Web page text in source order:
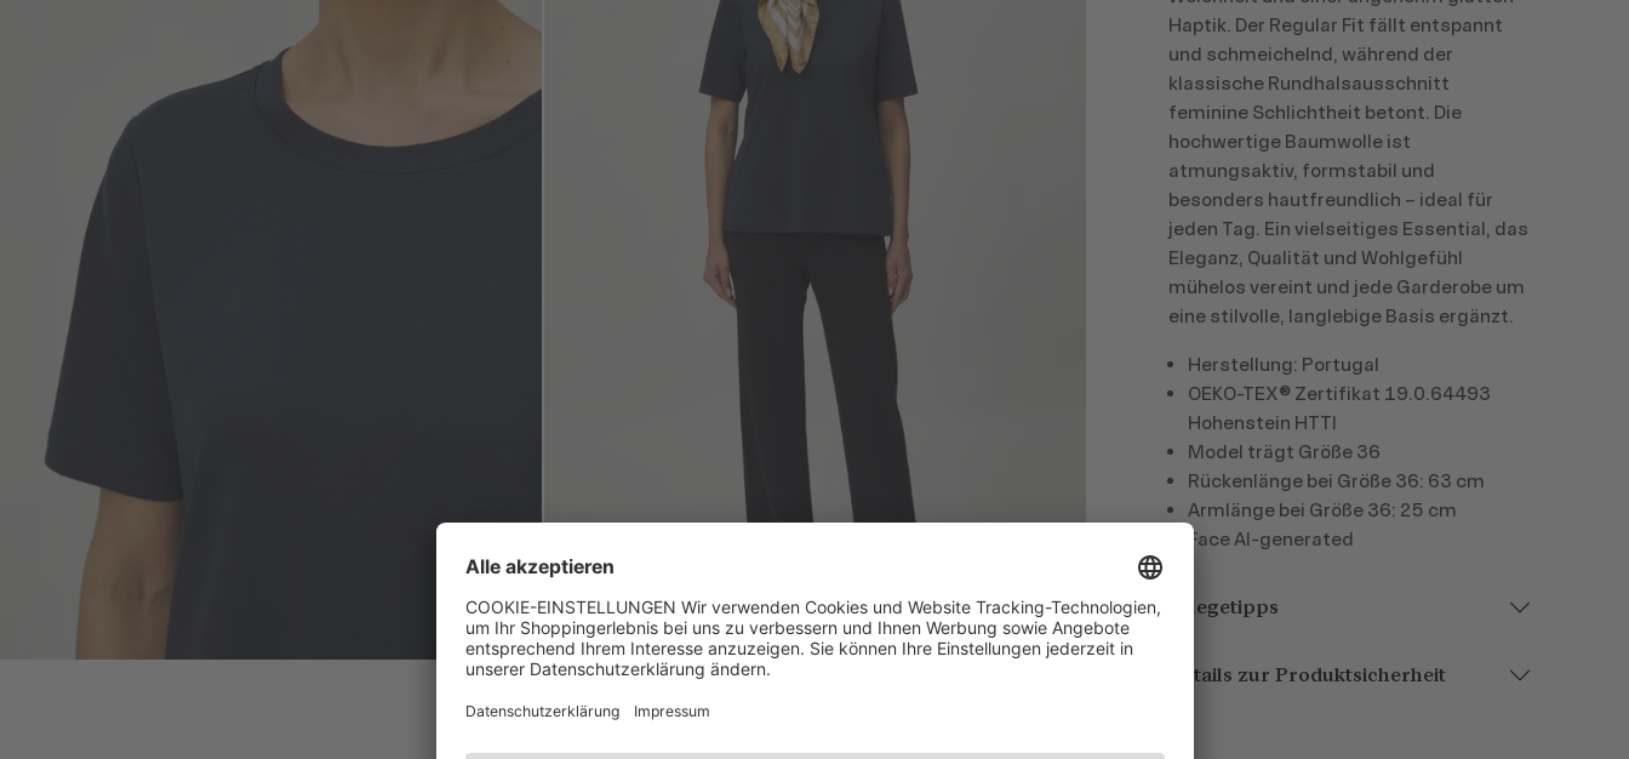
Haptik. Der Regular Fit fällt entspannt
und schmeichelnd, während der
klassische Rundhalsausschnitt
feminine Schlichtheit betont. Die
hochwertige Baumwolle ist
atmungsaktiv, formstabil und
besonders hautfreundlich – ideal für
jeden Tag. Ein vielseitiges Essential, das
Eleganz, Qualität und Wohlgefühl
mühelos vereint und jede Garderobe um
eine stilvolle, langlebige Basis ergänzt.
Herstellung: Portugal
OEKO-TEX® Zertifikat 19.0.64493
Hohenstein HTTI
Model trägt Größe 36
Rückenlänge bei Größe 36: 63 cm
Armlänge bei Größe 36: 25 cm
Face AI-generated
Pflegetipps
Details zur Produktsicherheit